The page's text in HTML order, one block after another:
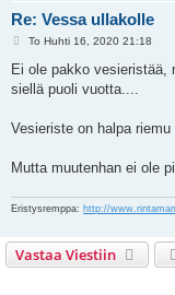
Re: Vessa ullakolle
V
e
t
To Huhti 16, 2020 21:18
Ei ole pakko vesieristää,
siellä puoli vuotta....
Vesieriste on halpa
Mutta muutenhan ei ole
Eristysremppa: http://
Vastaa Viestiin